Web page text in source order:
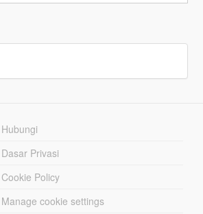
Hubungi
Dasar Privasi
Cookie Policy
Manage cookie settings